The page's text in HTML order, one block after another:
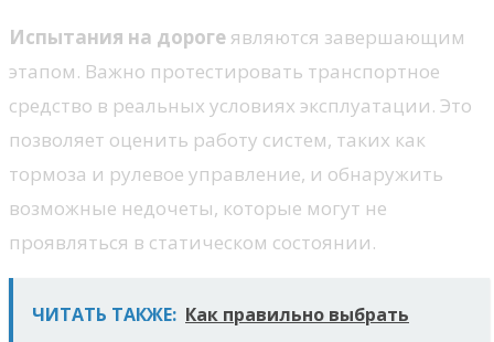
Испытания на дороге являются завершающим
этапом. Важно протестировать транспортное
средство в реальных условиях эксплуатации. Это
позволяет оценить работу систем, таких как
тормоза и рулевое управление, и обнаружить
возможные недочеты, которые могут не
проявляться в статическом состоянии.
ЧИТАТЬ ТАКЖЕ: Как правильно выбрать